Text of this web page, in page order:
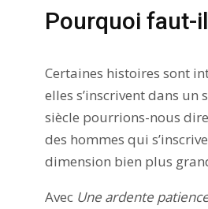
Pourquoi faut-
Certaines histoires sont
elles s’inscrivent dans un
siècle pourrions-nous
des hommes qui
dimension bien plus
Avec Une ardente